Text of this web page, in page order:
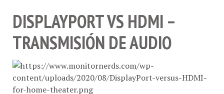
DISPLAYPORT VS HDMI –
TRANSMISIÓN DE AUDIO